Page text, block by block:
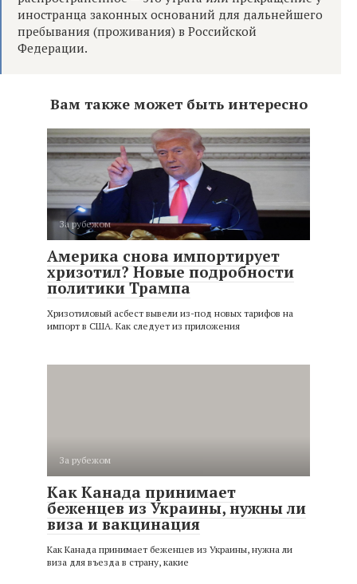
иностранца законных оснований для дальнейшего
пребывания (проживания) в Российской
Федерации.
Вам также может быть интересно
За рубежом
Америка снова импортирует
хризотил? Новые подробности
политики Трампа
Хризотиловый асбест вывели из-под новых тарифов на
импорт в США. Как следует из приложения
За рубежом
Как Канада принимает
беженцев из Украины, нужны ли
виза и вакцинация
Как Канада принимает беженцев из Украины, нужна ли
виза для въезда в страну, какие